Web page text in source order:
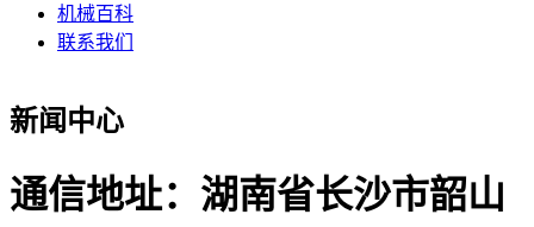
机械百科
联系我们
新闻中心
通信地址：湖南省长沙市韶山